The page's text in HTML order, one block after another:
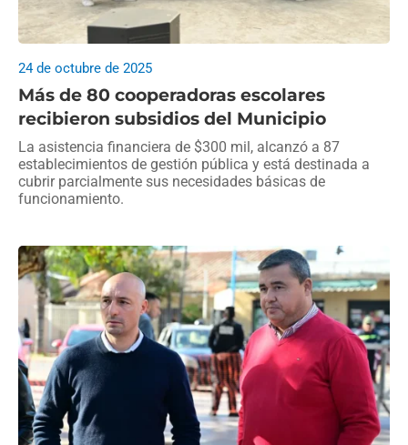
Más de 80 cooperadoras escolares
recibieron subsidios del Municipio
24 de octubre de 2025
La asistencia financiera de $300 mil, alcanzó a 87
establecimientos de gestión pública y está destinada a
cubrir parcialmente sus necesidades básicas de
funcionamiento.